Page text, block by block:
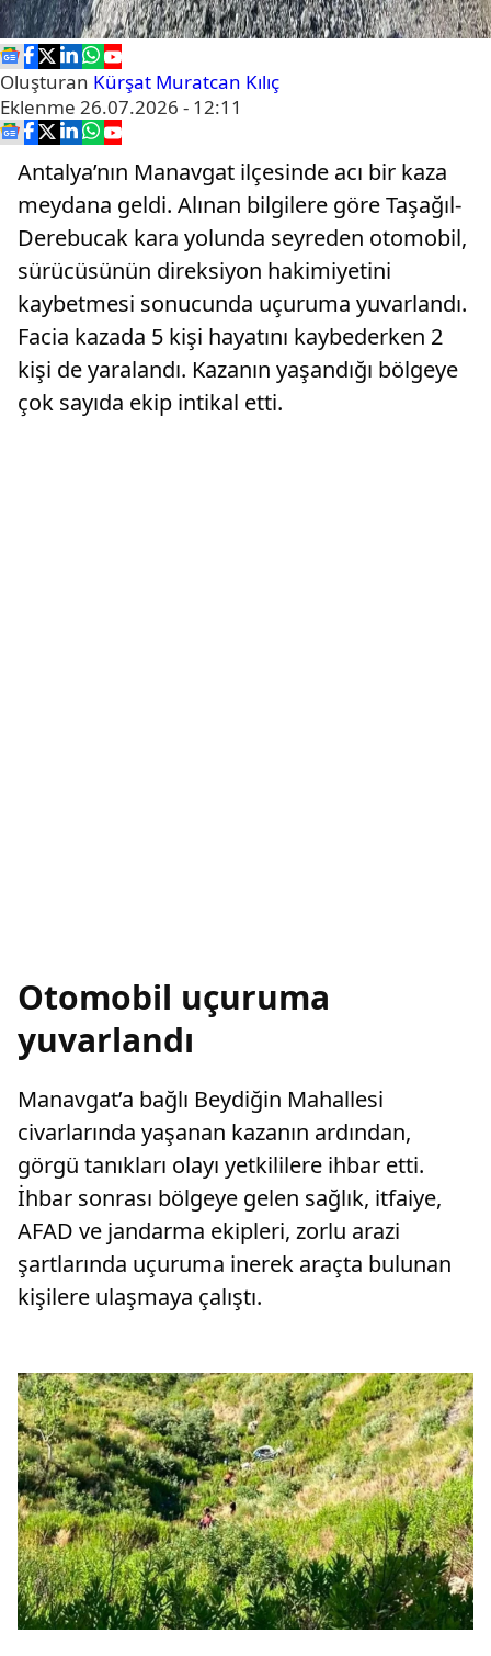
Oluşturan Kürşat Muratcan Kılıç
Eklenme 26.07.2026 - 12:11
Antalya’nın Manavgat ilçesinde acı bir kaza
meydana geldi. Alınan bilgilere göre Taşağıl-
Derebucak kara yolunda seyreden otomobil,
sürücüsünün direksiyon hakimiyetini
kaybetmesi sonucunda uçuruma yuvarlandı.
Facia kazada 5 kişi hayatını kaybederken 2
kişi de yaralandı. Kazanın yaşandığı bölgeye
çok sayıda ekip intikal etti.
Otomobil uçuruma
yuvarlandı
Manavgat’a bağlı Beydiğin Mahallesi
civarlarında yaşanan kazanın ardından,
görgü tanıkları olayı yetkililere ihbar etti.
İhbar sonrası bölgeye gelen sağlık, itfaiye,
AFAD ve jandarma ekipleri, zorlu arazi
şartlarında uçuruma inerek araçta bulunan
kişilere ulaşmaya çalıştı.